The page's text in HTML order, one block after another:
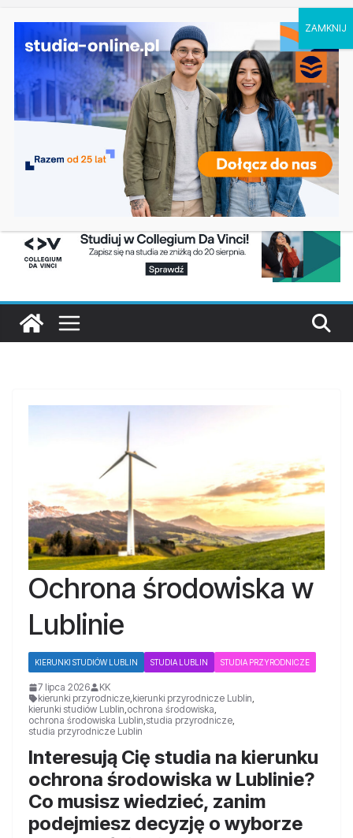
Ostatnie
wpisy:
Prawo w Łomży
Pedagogika przedszkolna i wczesnoszkolna w
Skierniewicach
Kosmetologia w Opolu
Logistyka – studia inżynierskie na Uniwersytecie
Szczecińskim
Elektroniczne przetwarzanie informacji w
Krakowie
Ochrona środowiska w
Lublinie
KIERUNKI STUDIÓW LUBLIN STUDIA LUBLIN STUDIA PRZYRODNICZE
7 lipca 2026
KK
kierunki przyrodnicze,kierunki przyrodnicze Lublin,
kierunki studiów Lublin,ochrona środowiska,
ochrona środowiska Lublin,studia przyrodnicze,
studia przyrodnicze Lublin
Interesują Cię studia na kierunku
ochrona środowiska w Lublinie?
Co musisz wiedzieć, zanim
podejmiesz decyzję o wyborze